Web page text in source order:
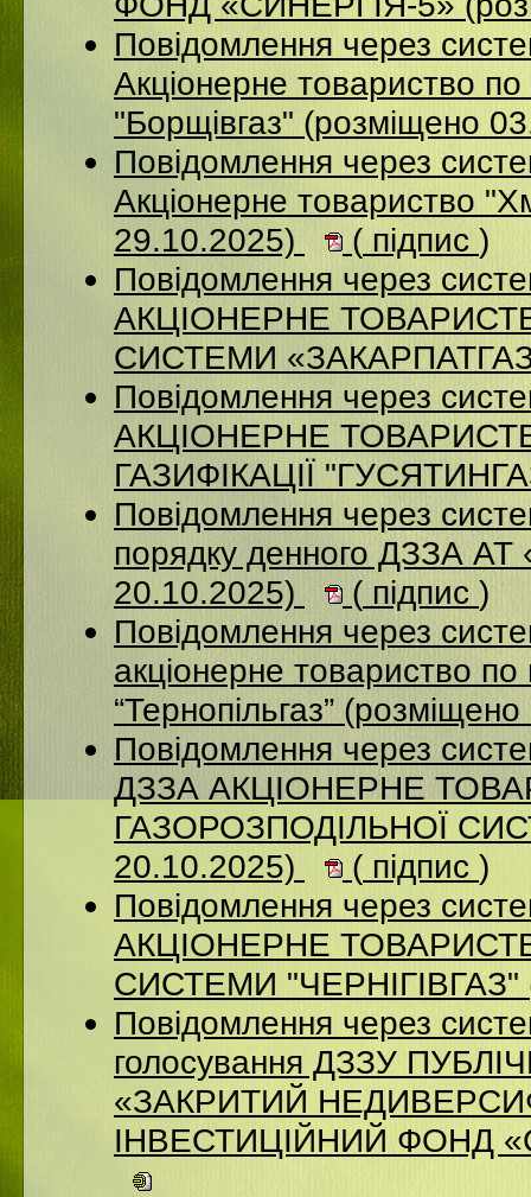
Повідомлення через
Акцiонерне товариство по
"Борщiвгаз" (розміщено
Повідомлення через
Акціонерне товариство
29.10.2025)
( підпис )
Повідомлення через
АКЦІОНЕРНЕ
СИСТЕМИ
Повідомлення через
АКЦІОНЕРНЕ
ГАЗИФІКАЦІЇ
Повідомлення через
порядку денного ДЗЗА АТ
20.10.2025)
( підпис )
Повідомлення через
акціонерне товариство по
“Тернопільгаз”
Повідомлення через
ДЗЗА АКЦІОНЕРНЕ
ГАЗОРОЗПОДІЛЬНОЇ
20.10.2025)
( підпис )
Повідомлення через
АКЦІОНЕРНЕ
СИСТЕМИ "ЧЕРНІГІВГАЗ"
Повідомлення через
голосування ДЗЗУ
«ЗАКРИТИЙ
ІНВЕСТИЦІЙНИЙ ФОНД